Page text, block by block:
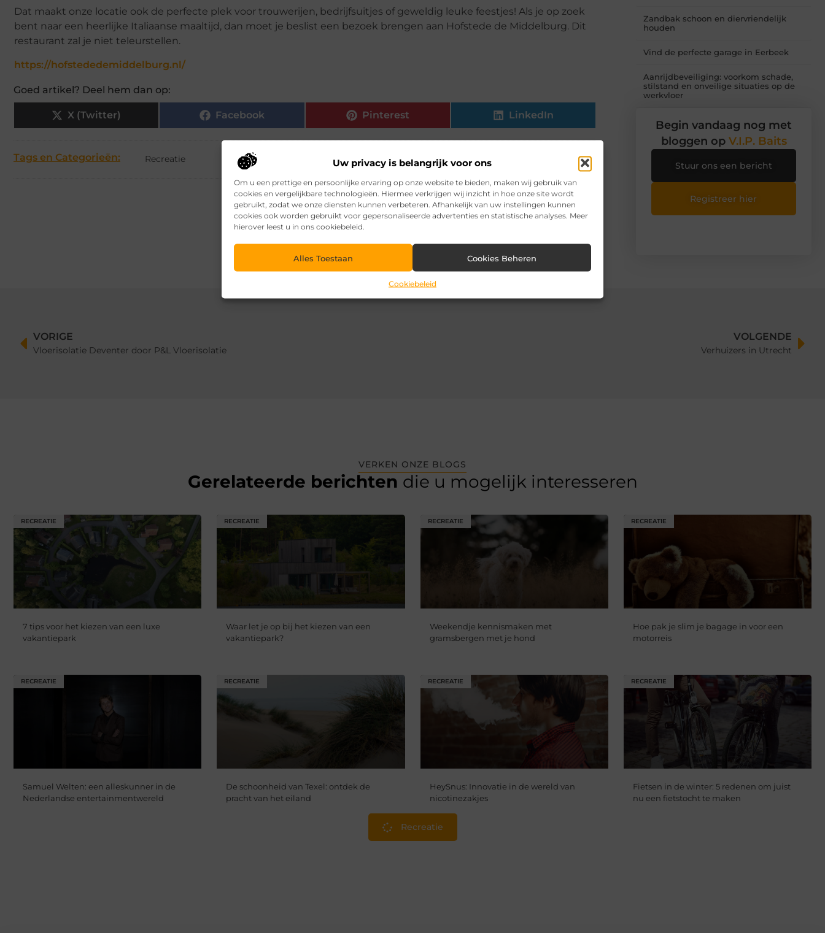
Uw privacy is belangrijk voor ons
Om u een prettige en persoonlijke ervaring op onze website te bieden, maken wij gebruik van
cookies en vergelijkbare technologieën. Hiermee verkrijgen wij inzicht in hoe onze site wordt
gebruikt, zodat we onze diensten kunnen verbeteren. Afhankelijk van uw instellingen kunnen
cookies ook worden gebruikt voor gepersonaliseerde advertenties en statistische analyses. Meer
hierover leest u in ons cookiebeleid.
Alles Toestaan Cookies Beheren
Cookiebeleid
Dat maakt onze locatie ook de perfecte plek voor trouwerijen, bedrijfsuitjes of geweldig leuke feestjes! Als je op zoek
bent naar een heerlijke Italiaanse maaltijd, dan moet je beslist een bezoek brengen aan Hofstede de Middelburg. Dit
restaurant zal je niet teleurstellen.
https://hofstededemiddelburg.nl/
Goed artikel? Deel hem dan op:
X (Twitter) Facebook Pinterest LinkedIn
Tags en Categorieën: Recreatie
Zandbak schoon en diervriendelijk
houden
Vind de perfecte garage in Eerbeek
Aanrijdbeveiliging: voorkom schade,
stilstand en onveilige situaties op de
werkvloer
Begin vandaag nog met
bloggen op V.I.P. Baits
Stuur ons een bericht
Registreer hier
VORIGE
Vloerisolatie Deventer door P&L Vloerisolatie
VOLGENDE
Verhuizers in Utrecht
VERKEN ONZE BLOGS
Gerelateerde berichten die u mogelijk interesseren
RECREATIE
7 tips voor het kiezen van een luxe
vakantiepark
RECREATIE
Waar let je op bij het kiezen van een
vakantiepark?
RECREATIE
Weekendje kennismaken met
gramsbergen met je hond
RECREATIE
Hoe pak je slim je bagage in voor een
motorreis
RECREATIE
Samuel Welten: een alleskunner in de
Nederlandse entertainmentwereld
RECREATIE
De schoonheid van Texel: ontdek de
pracht van het eiland
RECREATIE
HeySnus: Innovatie in de wereld van
nicotinezakjes
RECREATIE
Fietsen in de winter: 5 redenen om juist
nu een fietstocht te maken
Recreatie